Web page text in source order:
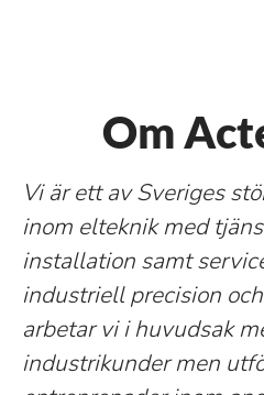
Om
Vi är ett av Sveriges
inom elteknik med
installation samt
industriell precision
arbetar vi i huvudsak
industrikunder men